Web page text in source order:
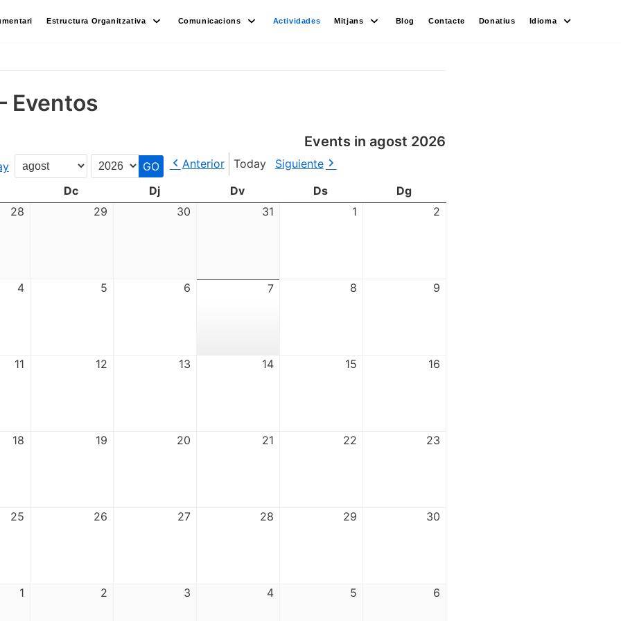
Estructura Organitzativa Comunicacions Actividades Mitjans Blog Contacte Donatius Idioma
Eventos
Events in agost 2026
Month
Year
Anterior Today
Siguiente
Dc Dj Dv Ds
Dg
28 29 30 31 1 2
4 5 6 7 8 9
11 12 13 14 15 16
18 19 20 21 22 23
25 26 27 28 29 30
1 2 3 4 5 6